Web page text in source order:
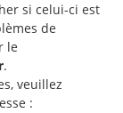
si celui-ci est
de
le
.
veuillez
: